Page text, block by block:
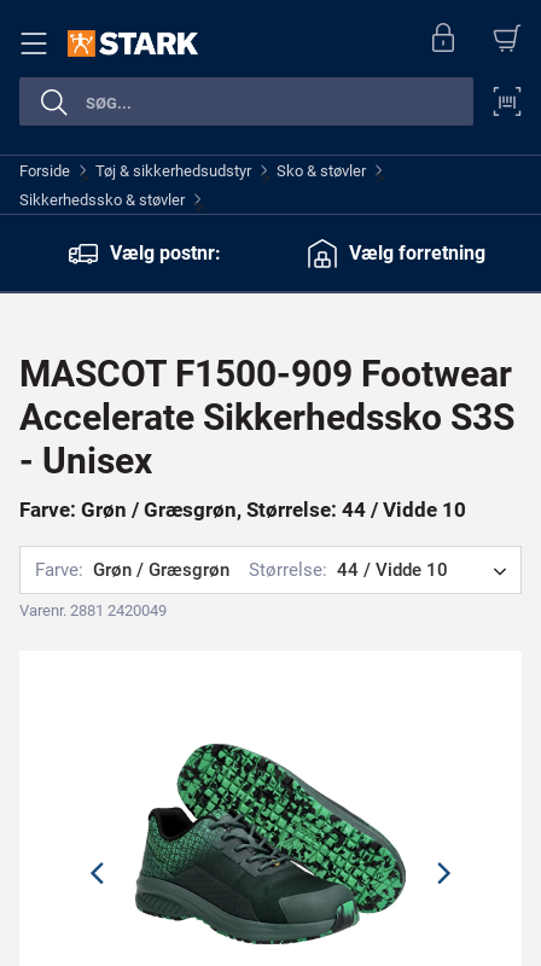
Forside > Tøj & sikkerhedsudstyr > Sko & støvler >
Sikkerhedssko & støvler >
Vælg postnr:
Vælg forretning
MASCOT F1500-909 Footwear
Accelerate Sikkerhedssko S3S
- Unisex
Farve: Grøn / Græsgrøn, Størrelse: 44 / Vidde 10
Farve: Grøn / Græsgrøn Størrelse: 44 / Vidde 10
Varenr. 2881 2420049